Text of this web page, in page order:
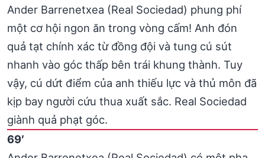
Ander Barrenetxea (Real Sociedad) phung phí
một cơ hội ngon ăn trong vòng cấm! Anh đón
quả tạt chính xác từ đồng đội và tung cú sút
nhanh vào góc thấp bên trái khung thành. Tuy
vậy, cú dứt điểm của anh thiếu lực và thủ môn đã
kịp bay người cứu thua xuất sắc. Real Sociedad
giành quả phạt góc.
69′